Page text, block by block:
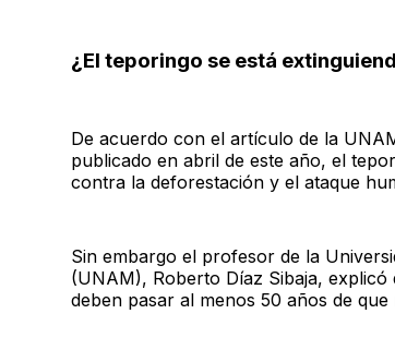
¿El teporingo se está
De acuerdo con el artículo de la
publicado en abril de este año, el
contra la deforestación y el ataque
Sin embargo el profesor de la
(UNAM), Roberto Díaz Sibaja,
deben pasar al menos 50 años de